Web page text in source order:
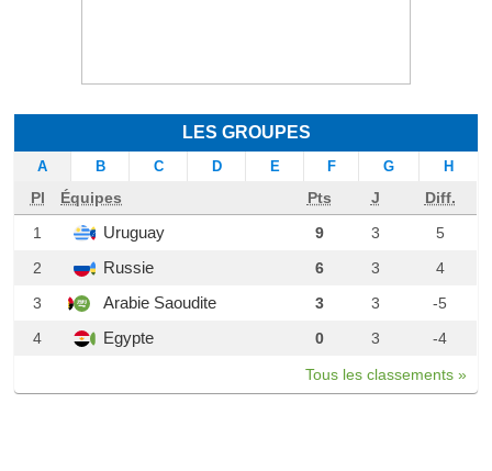
LES GROUPES
A B C D E F G H
Pl Équipes Pts J
Diff.
1
Uruguay 9 3
5
2
Russie 6 3
4
3
Arabie Saoudite 3 3
-5
4
Egypte 0 3 -4
Tous les classements »